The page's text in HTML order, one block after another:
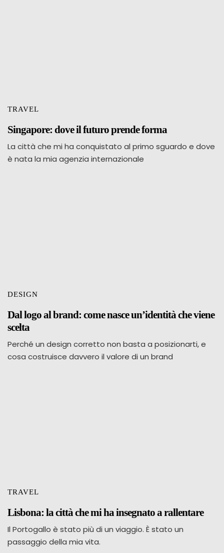
TRAVEL
Singapore: dove il futuro prende forma
La città che mi ha conquistato al primo sguardo e dove
è nata la mia agenzia internazionale
DESIGN
Dal logo al brand: come nasce un’identità che viene
scelta
Perché un design corretto non basta a posizionarti, e
cosa costruisce davvero il valore di un brand
TRAVEL
Lisbona: la città che mi ha insegnato a rallentare
Il Portogallo è stato più di un viaggio. È stato un
passaggio della mia vita.